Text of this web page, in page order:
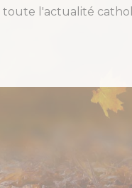
l'actualité